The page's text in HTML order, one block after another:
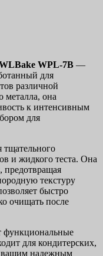
WPL-7B —
для
различной
металла, она
к интенсивным
для
тщательного
и жидкого теста. Она
предотвращая
текстуру
быстро
очищать после
функциональные
для кондитерских,
вашим надежным